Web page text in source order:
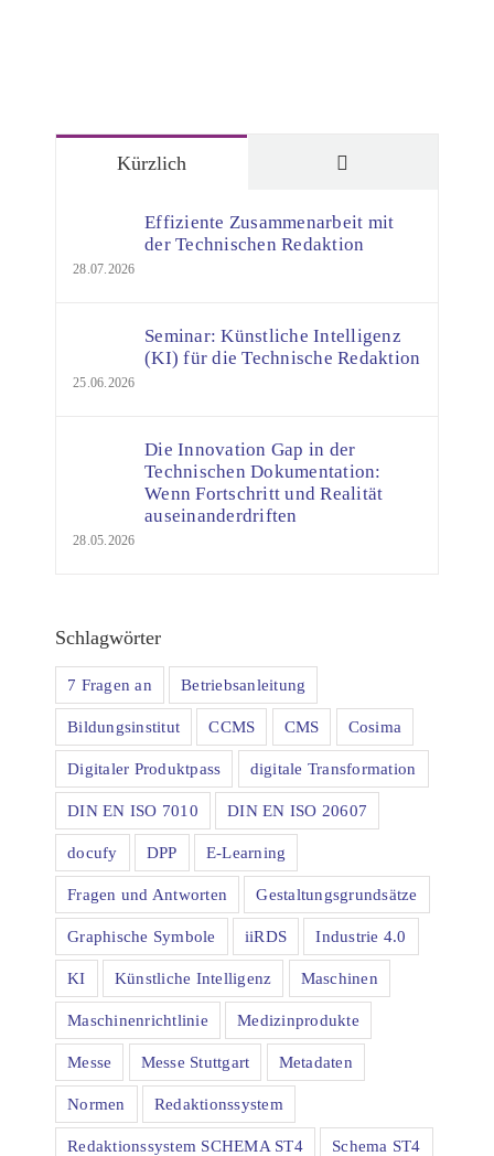
Kürzlich
Effiziente Zusammenarbeit mit
der Technischen Redaktion
28.07.2026
Seminar: Künstliche Intelligenz
(KI) für die Technische Redaktion
25.06.2026
Die Innovation Gap in der
Technischen Dokumentation:
Wenn Fortschritt und Realität
auseinanderdriften
28.05.2026
Schlagwörter
7 Fragen an Betriebsanleitung
Bildungsinstitut CCMS CMS Cosima
Digitaler Produktpass digitale Transformation
DIN EN ISO 7010 DIN EN ISO 20607
docufy DPP E-Learning
Fragen und Antworten Gestaltungsgrundsätze
Graphische Symbole iiRDS Industrie 4.0
KI Künstliche Intelligenz Maschinen
Maschinenrichtlinie Medizinprodukte
Messe Messe Stuttgart Metadaten
Normen Redaktionssystem
Redaktionssystem SCHEMA ST4 Schema ST4